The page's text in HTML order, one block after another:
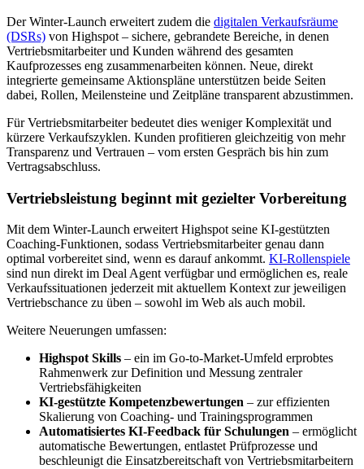
Der Winter-Launch erweitert zudem die digitalen Verkaufsräume
(DSRs) von Highspot – sichere, gebrandete Bereiche, in denen
Vertriebsmitarbeiter und Kunden während des gesamten
Kaufprozesses eng zusammenarbeiten können. Neue, direkt
integrierte gemeinsame Aktionspläne unterstützen beide Seiten
dabei, Rollen, Meilensteine und Zeitpläne transparent abzustimmen.
Für Vertriebsmitarbeiter bedeutet dies weniger Komplexität und
kürzere Verkaufszyklen. Kunden profitieren gleichzeitig von mehr
Transparenz und Vertrauen – vom ersten Gespräch bis hin zum
Vertragsabschluss.
Vertriebsleistung beginnt mit gezielter Vorbereitung
Mit dem Winter-Launch erweitert Highspot seine KI-gestützten
Coaching-Funktionen, sodass Vertriebsmitarbeiter genau dann
optimal vorbereitet sind, wenn es darauf ankommt. KI-Rollenspiele
sind nun direkt im Deal Agent verfügbar und ermöglichen es, reale
Verkaufssituationen jederzeit mit aktuellem Kontext zur jeweiligen
Vertriebschance zu üben – sowohl im Web als auch mobil.
Weitere Neuerungen umfassen:
Highspot Skills – ein im Go-to-Market-Umfeld erprobtes
Rahmenwerk zur Definition und Messung zentraler
Vertriebsfähigkeiten
KI-gestützte Kompetenzbewertungen – zur effizienten
Skalierung von Coaching- und Trainingsprogrammen
Automatisiertes KI-Feedback für Schulungen – ermöglicht
automatische Bewertungen, entlastet Prüfprozesse und
beschleunigt die Einsatzbereitschaft von Vertriebsmitarbeitern